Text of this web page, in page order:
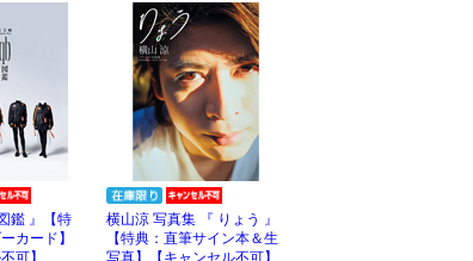
鑑 』【特
カード】
可】
横山涼 写真集 『 りょう 』
【特典：直筆サイン本＆生
写真】【キャンセル不可】